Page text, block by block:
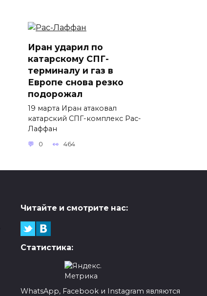
Иран ударил по
катарскому СПГ-
терминалу и газ в
Европе снова резко
подорожал
19 марта Иран атаковал
катарский СПГ-комплекс Рас-
Лаффан
0 464
Читайте и смотрите нас:
Статистика:
WhatsApp, Facebook и Instagram являются